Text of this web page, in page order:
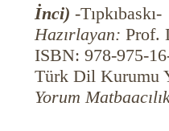
İnci) -Tıpkıbaskı-
Hazırlayan: Prof.
ISBN: 978-975-
Türk Dil Kurumu
Yorum